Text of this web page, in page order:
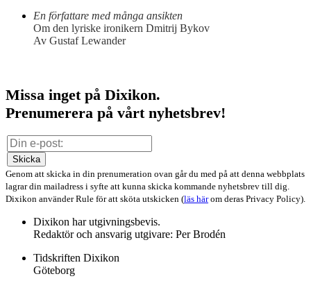
En författare med många ansikten
Om den lyriske ironikern Dmitrij Bykov
Av Gustaf Lewander
Missa inget på Dixikon.
Prenumerera på vårt nyhetsbrev!
Skicka
Genom att skicka in din prenumeration ovan går du med på att denna webbplats
lagrar din mailadress i syfte att kunna skicka kommande nyhetsbrev till dig.
Dixikon använder Rule för att sköta utskicken (läs härom deras Privacy Policy).
Dixikon har utgivningsbevis.
Redaktör och ansvarig utgivare: Per Brodén
Tidskriften Dixikon
Göteborg